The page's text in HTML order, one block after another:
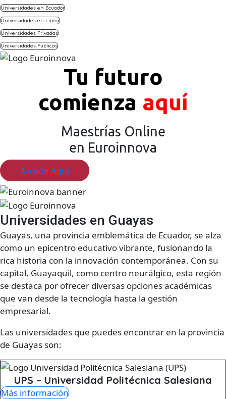
Universidades en Ecuador
Universidades en Línea
Universidades Privadas
Universidades Públicas
Tu futuro
comienza aquí
Maestrías Online
en Euroinnova
Accede Aquí
Universidades en Guayas
Guayas, una provincia emblemática de Ecuador, se alza
como un epicentro educativo vibrante, fusionando la
rica historia con la innovación contemporánea. Con su
capital, Guayaquil, como centro neurálgico, esta región
se destaca por ofrecer diversas opciones académicas
que van desde la tecnología hasta la gestión
empresarial.
Las universidades que puedes encontrar en la provincia
de Guayas son:
UPS – Universidad Politécnica Salesiana
Más información